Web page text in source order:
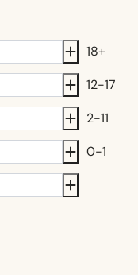
18+
12-17
2-11
0-1